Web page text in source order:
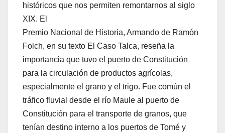
históricos que nos permiten remontarnos al siglo
XIX. El
Premio Nacional de Historia, Armando de Ramón
Folch, en su texto El Caso Talca, reseña la
importancia que tuvo el puerto de Constitución
para la circulación de productos agrícolas,
especialmente el grano y el trigo. Fue común el
tráfico fluvial desde el río Maule al puerto de
Constitución para el transporte de granos, que
tenían destino interno a los puertos de Tomé y